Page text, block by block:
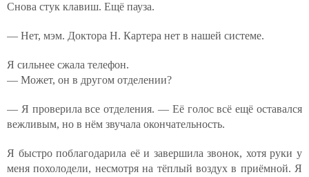
Снова стук клавиш. Ещё пауза.
— Нет, мэм. Доктора Н. Картера нет в нашей системе.
Я сильнее сжала телефон.
— Может, он в другом отделении?
— Я проверила все отделения. — Её голос всё ещё оставался
вежливым, но в нём звучала окончательность.
Я быстро поблагодарила её и завершила звонок, хотя руки у
меня похолодели, несмотря на тёплый воздух в приёмной. Я